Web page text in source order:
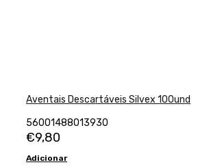
Aventais Descartáveis Silvex 100und
56001488013930
€9,80
Adicionar